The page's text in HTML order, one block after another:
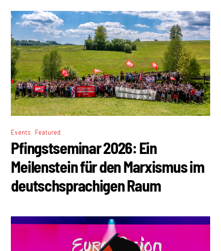
Events Featured
Pfingstseminar 2026: Ein
Meilenstein für den Marxismus im
deutschsprachigen Raum